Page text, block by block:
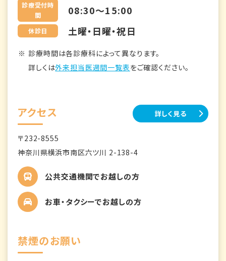
診療受付時
間
08:30～15:00
休診日 土曜・日曜・祝日
診療時間は各診療科によって異なります。
詳しくは外来担当医週間一覧表をご確認ください。
アクセス 詳しく見る
〒232-8555
神奈川県横浜市南区六ツ川 2-138-4
公共交通機関でお越しの方
お車・タクシーでお越しの方
禁煙のお願い